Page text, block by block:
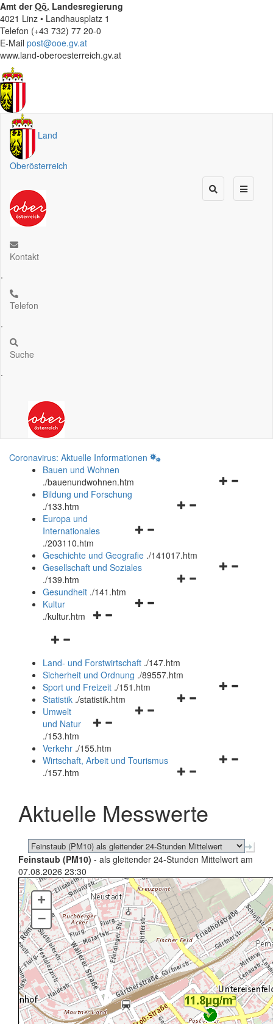
Amt derOö. Landesregierung
4021 Linz • Landhausplatz 1
Telefon (+43 732) 77 20-0
E-Mail post@ooe.gv.at
www.land-oberoesterreich.gv.at
Land
Oberösterreich
Kontakt
.
Telefon
.
Suche
.
Coronavirus: Aktuelle Informationen
Bauen und Wohnen
./bauenundwohnen.htm
Navigationsmenü
Bildung und Forschung
./133.htm
Navigationsmenü
und
schließen
Europa und
Internationales
./203110.htm
Geschichte und Geografie ./141017.htm
Navigationsmenü
Gesellschaft und Soziales
./139.htm
Navigationsmenü
Gesundheit ./141.htm
Navigationsmenü
Kultur
./kultur.htm
Navigationsmenü
und
schließen
Land- und Forstwirtschaft ./147.htm
Sicherheit und Ordnung ./89557.htm
Navigationsmenü
Sport und Freizeit ./151.htm
Navigationsmenü
Statistik ./statistik.htm
Navigationsmenü
und
schließen
Umwelt
und Natur
./153.htm
Verkehr ./155.htm
Navigationsmenü
schließen
Wirtschaft, Arbeit und Tourismus
./157.htm
Aktuelle Messwerte
Feinstaub (PM10) - als gleitender 24-Stunden Mittelwert am
07.08.2026 23:30
+
–